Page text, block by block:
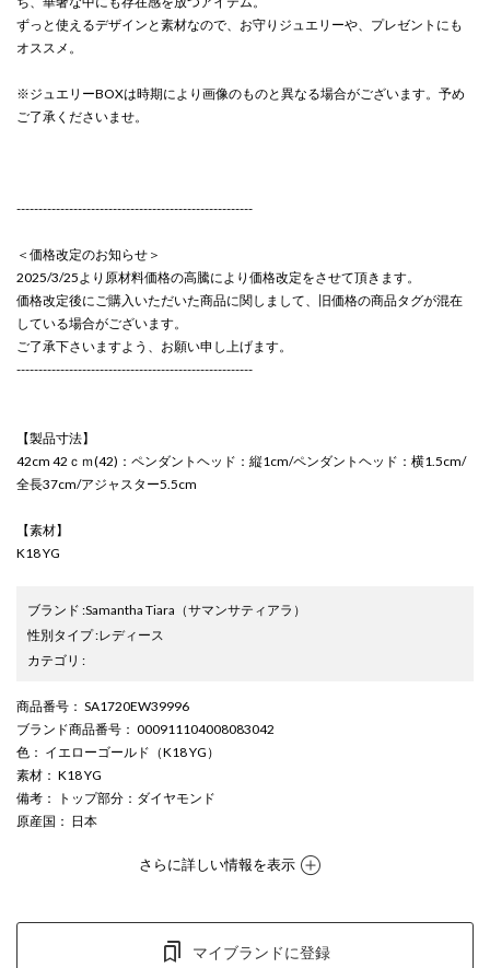
ずっと使えるデザインと素材なので、お守りジュエリーや、プレゼントにも
オススメ。
※ジュエリーBOXは時期により画像のものと異なる場合がございます。予め
ご了承くださいませ。
------------------------------------------------------
＜価格改定のお知らせ＞
2025/3/25より原材料価格の高騰により価格改定をさせて頂きます。
価格改定後にご購入いただいた商品に関しまして、旧価格の商品タグが混在
している場合がございます。
ご了承下さいますよう、お願い申し上げます。
------------------------------------------------------
【製品寸法】
42cm 42ｃｍ(42)：ペンダントヘッド：縦1cm/ペンダントヘッド：横1.5cm/
全長37cm/アジャスター5.5cm
【素材】
K18 YG
ブランド :Samantha Tiara （サマンサティアラ）
性別タイプ:レディース
カテゴリ :
商品番号 ： SA1720EW39996
ブランド商品番号 ： 000911104008083042
色 ： イエローゴールド（K18 YG）
素材 ： K18 YG
備考 ： トップ部分：ダイヤモンド
原産国 ： 日本
さらに詳しい情報を表示
マイブランドに登録